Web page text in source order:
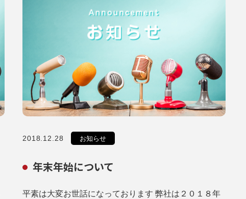
2018.12.28 お知らせ
年末年始について
平素は大変お世話になっております 弊社は２０１８年